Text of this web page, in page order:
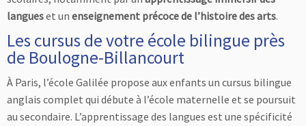
langueset un enseignement précoce de l’histoire des arts.
Les cursus de votre école bilingue près
de Boulogne-Billancourt
À Paris, l’école Galilée propose aux enfants un cursus bilingue
anglais complet qui débute à l’école maternelle et se poursuit
au secondaire. L’apprentissage des langues est une spécificité